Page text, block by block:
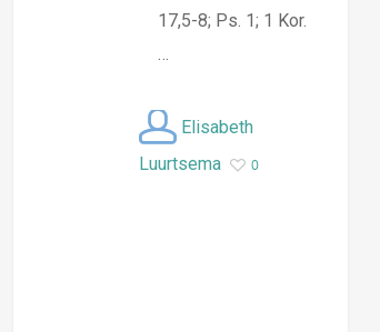
17,5-8; Ps. 1; 1 Kor.
…
Elisabeth
Luurtsema
0